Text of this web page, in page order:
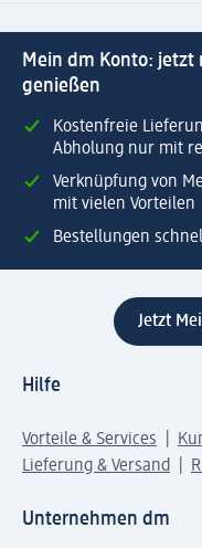
Mein dm Konto:
genießen
Kostenfreie
Abholung nur mit
Verknüpfung von
mit vielen Vorteilen
Bestellungen
Jetzt
Hilfe
Vorteile & Services
Lieferung & Versand
Unternehmen dm